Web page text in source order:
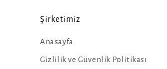
Şirketimiz
Anasayfa
Gizlilik ve Güvenlik Politikası